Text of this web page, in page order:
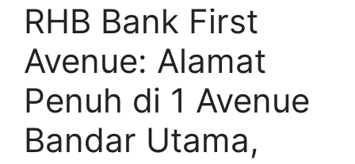
RHB Bank First
Avenue: Alamat
Penuh di 1 Avenue
Bandar Utama,